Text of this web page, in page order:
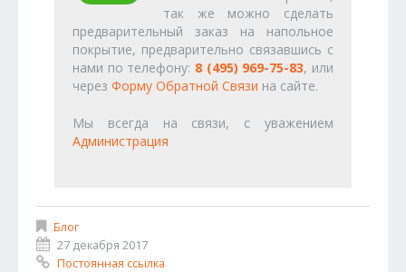
так же можно сделать
предварительный заказ на напольное
покрытие, предварительно связавшись с
нами по телефону: 8 (495) 969-75-83, или
через Форму Обратной Связи на сайте.
Мы всегда на связи, с уважением
Администрация
Блог
27 декабря 2017
Постоянная ссылка